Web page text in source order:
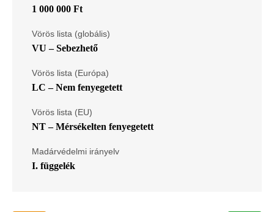
1 000 000 Ft
Vörös lista (globális)
VU – Sebezhető
Vörös lista (Európa)
LC – Nem fenyegetett
Vörös lista (EU)
NT – Mérsékelten fenyegetett
Madárvédelmi irányelv
I. függelék